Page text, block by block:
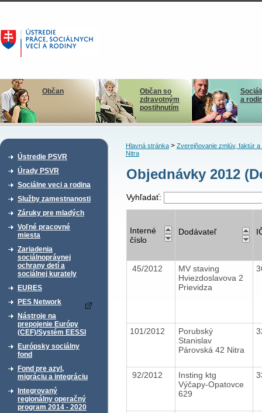
Občan
Občan so
zdravotným
postihnutím
a
Ústredie PSVR
Úrady PSVR
Sociálne veci a rodina
Služby zamestnanosti
Záruky pre mladých
Voľné pracovné
miesta
Zariadenia
sociálnoprávnej
ochrany detí a
sociálnej kurately
EURES
PES Network
Nástroje na
prepojenie Európy
(CEF)/Systém EESSI
Európsky sociálny
fond
Fond pre azyl,
migráciu a integráciu
Integrovaný
regionálny operačný
program 2014 - 2020
Hlavná stránka> Zverejňovanie zmlúv, faktúr a
Nitra
Objednávky 2012
Vyhľadať:
Interné
číslo
Dodávateľ
45/2012
MV staving
Hviezdoslavova 2
Prievidza
101/2012
Porubský
Stanislav
Párovská 42 Nitra
92/2012
Insting ktg
Výčapy-Opatovce
629